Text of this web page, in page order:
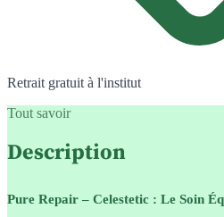
Retrait gratuit à l'institut
Tout savoir
Description
Pure Repair – Celestetic : Le Soin